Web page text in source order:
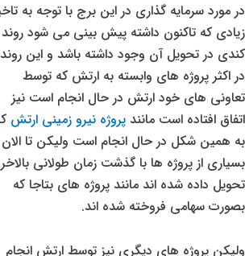
در مورد سرمایه گذاری در این برج با توجه به
زیادی که تاکنون داشته پیش بینی می شود روند
کندی در تحویل آن وجود داشته باشد و این روند
در اکثر پروژه های وابسته به ارتش که توسط
تعاونی های خود ارتش در حال انجام است نیز
اتفاق افتاده است مانند پروژه نیرو زمینی ارتش
به همین شکل در حال انجام است ولیکن تا الان
بسیاری از پروژه ها با گذشت زمان طولانی
تحویل داده شده اند مانند پروژه های بتاجا که
بصورت سهامی فروخته شده اند.
ولیکن پروژه های دیگری نیز توسط ارتش انجام